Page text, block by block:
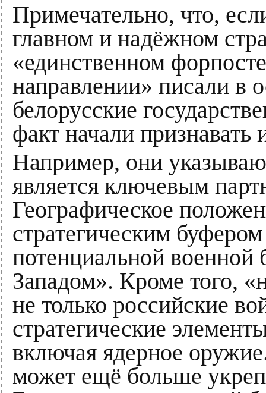
Примечательно, что,
главном и надёжном
«единственном
направлении» писали в
белорусские
факт начали
Например, они
является ключевым
Географическое
стратегическим
потенциальной военной
Западом». Кроме того,
не только российские
стратегические
включая ядерное
может ещё больше